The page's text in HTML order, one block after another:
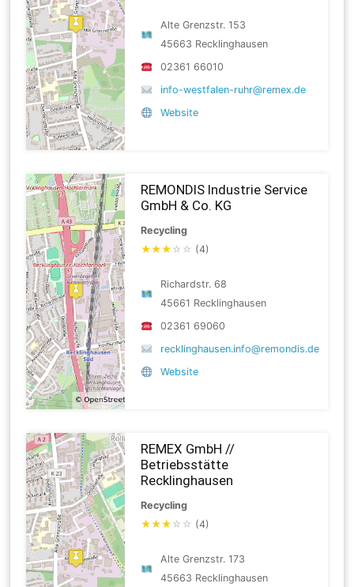
Alte Grenzstr. 153
45663 Recklinghausen
02361 66010
info-westfalen-ruhr@remex.de
Website
REMONDIS Industrie Service
GmbH & Co. KG
Recycling
★★★ ☆ ☆ (4)
Richardstr. 68
45661 Recklinghausen
02361 69060
recklinghausen.info@remondis.de
Website
REMEX GmbH //
Betriebsstätte
Recklinghausen
Recycling
★★★ ☆ ☆ (4)
Alte Grenzstr. 173
45663 Recklinghausen